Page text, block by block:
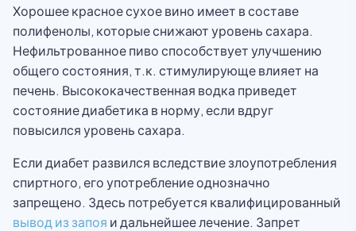
Хорошее красное сухое вино имеет в составе
полифенолы, которые снижают уровень сахара.
Нефильтрованное пиво способствует улучшению
общего состояния, т.к. стимулирующе влияет на
печень. Высококачественная водка приведет
состояние диабетика в норму, если вдруг
повысился уровень сахара.
Если диабет развился вследствие злоупотребления
спиртного, его употребление однозначно
запрещено. Здесь потребуется квалифицированный
вывод из запоя и дальнейшее лечение. Запрет